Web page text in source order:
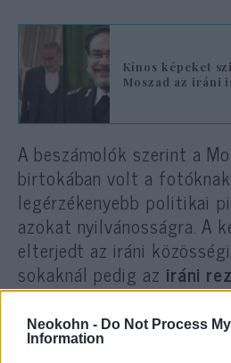
Neokohn - Do Not Process
Information
Kínos képeket
Moszad az iráni
A beszámolók szerint a
birtokában volt a
legérzékenyebb politikai
azokat nyilvánosságra. A
elterjedt az iráni
sokaknál pedig az iráni
képmutatásának
néhány nappal később
tisztségéről.